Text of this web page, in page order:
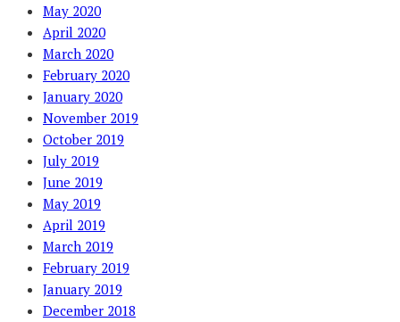
May 2020
April 2020
March 2020
February 2020
January 2020
November 2019
October 2019
July 2019
June 2019
May 2019
April 2019
March 2019
February 2019
January 2019
December 2018